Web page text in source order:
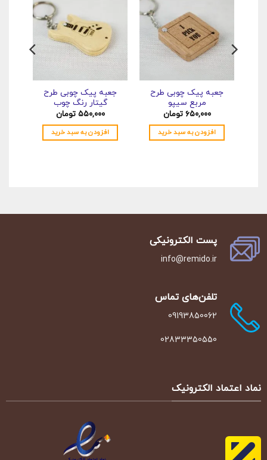
جعبه پیک چوبی طرح
مربع سیپو
۶۵۰,۰۰۰ تومان
افزودن به سبد خرید
جعبه پیک چوبی طرح
گیتار رنگ چوب
۵۵۰,۰۰۰ تومان
افزودن به سبد خرید
پست الکترونیکی
info@remido.ir
تلفن‌‌های تماس
09193850062
02833350550
نماد اعتماد الکترونیک